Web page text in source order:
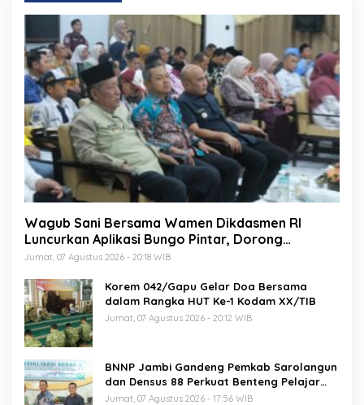
Wagub Sani Bersama Wamen Dikdasmen RI
Luncurkan Aplikasi Bungo Pintar, Dorong
Transformasi Digital Pendidikan di Jambi
Jumat, 07 Agustus 2026 - 20:18 WIB
Korem 042/Gapu Gelar Doa Bersama
dalam Rangka HUT Ke-1 Kodam XX/TIB
Jumat, 07 Agustus 2026 - 20:12 WIB
BNNP Jambi Gandeng Pemkab Sarolangun
dan Densus 88 Perkuat Benteng Pelajar
dari Radikalisme, Terorisme, dan Narkoba
Jumat, 07 Agustus 2026 - 17:56 WIB